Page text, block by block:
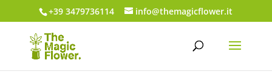
+39 3479736114 info@themagicflower.it